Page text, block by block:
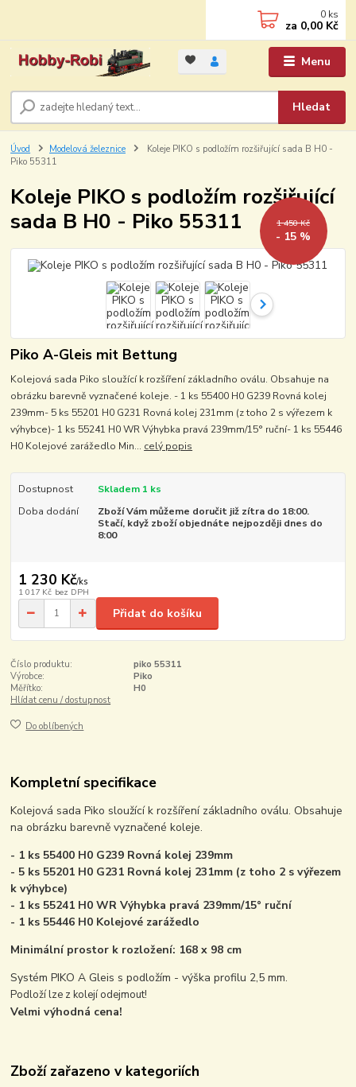
Menu
Hledat
0 ks
za 0,00 Kč
Úvod Modelová železnice
Koleje PIKO s podložím rozšiřující sada B H0 -
Piko 55311
Koleje PIKO s podložím rozšiřující
sada B H0 - Piko 55311
1 450 Kč
- 15 %
Piko A-Gleis mit Bettung
Kolejová sada Piko sloužící k rozšíření základního oválu. Obsahuje na
obrázku barevně vyznačené koleje. - 1 ks 55400 H0 G239 Rovná kolej
239mm- 5 ks 55201 H0 G231 Rovná kolej 231mm (z toho 2 s výřezem k
výhybce)- 1 ks 55241 H0 WR Výhybka pravá 239mm/15° ruční- 1 ks 55446
H0 Kolejové zarážedlo Min... celý popis
Dostupnost
Skladem 1 ks
Doba dodání
Zboží Vám můžeme doručit již zítra do 18:00.
Stačí, když zboží objednáte nejpozději dnes do
8:00
1 230 Kč/ks
1 017 Kč bez DPH
Přidat do košíku
Číslo produktu:
piko 55311
Výrobce:
Piko
Měřítko:
H0
Hlídat cenu / dostupnost
Do oblíbených
Kompletní specifikace
Kolejová sada Piko sloužící k rozšíření základního oválu. Obsahuje
na obrázku barevně vyznačené koleje.
- 1 ks 55400 H0 G239 Rovná kolej 239mm
- 5 ks 55201 H0 G231 Rovná kolej 231mm (z toho 2 s výřezem
k výhybce)
- 1 ks 55241 H0 WR Výhybka pravá 239mm/15° ruční
- 1 ks 55446 H0 Kolejové zarážedlo
Minimální prostor k rozložení: 168 x 98 cm
Systém PIKO A Gleis s podložím - výška profilu 2,5 mm.
Podloží lze z kolejí odejmout!
Velmi výhodná cena!
Zboží zařazeno v kategoriích